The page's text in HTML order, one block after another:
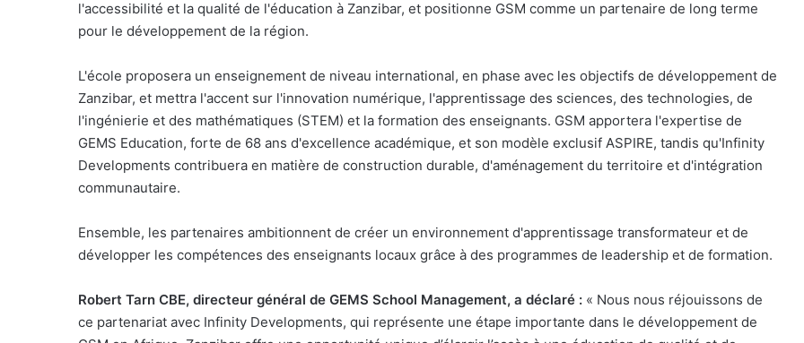
l'accessibilité et la qualité de l'éducation à Zanzibar, et positionne GSM comme un partenaire de long terme
pour le développement de la région.
L'école proposera un enseignement de niveau international, en phase avec les objectifs de développement de
Zanzibar, et mettra l'accent sur l'innovation numérique, l'apprentissage des sciences, des technologies, de
l'ingénierie et des mathématiques (STEM) et la formation des enseignants. GSM apportera l'expertise de
GEMS Education, forte de 68 ans d'excellence académique, et son modèle exclusif ASPIRE, tandis qu'Infinity
Developments contribuera en matière de construction durable, d'aménagement du territoire et d'intégration
communautaire.
Ensemble, les partenaires ambitionnent de créer un environnement d'apprentissage transformateur et de
développer les compétences des enseignants locaux grâce à des programmes de leadership et de formation.
Robert Tarn CBE, directeur général de GEMS School Management, a déclaré : « Nous nous réjouissons de
ce partenariat avec Infinity Developments, qui représente une étape importante dans le développement de